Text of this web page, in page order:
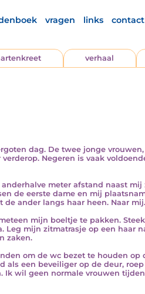
vragen links contact
verhaal
dag. De twee jonge
Negeren is vaak
meter afstand naast
de eerste dame en mij
ander langs haar heen. Naar mij.
mijn boeltje te pakken.
Leg mijn zitmatrasje op een haar
zaken.
om de wc bezet te houden
als een beveiliger op de deur,
Ik wil geen normale vrouwen